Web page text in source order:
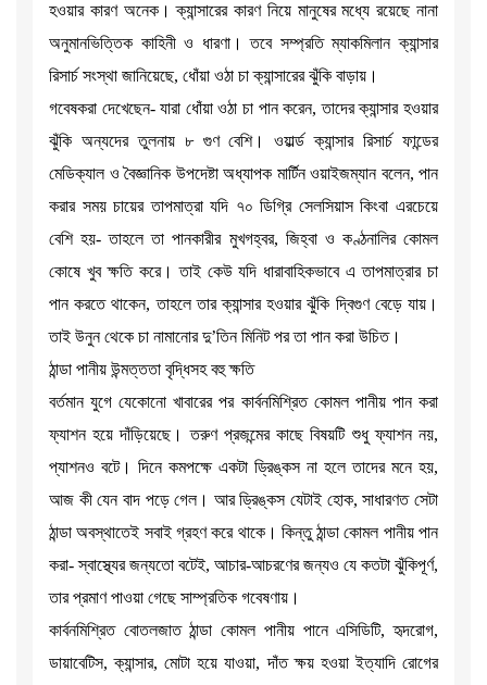
হওয়ার কারণ অনেক। ক্যান্সারের কারণ নিয়ে মানুষের মধ্যে রয়েছে নানা
অনুমানভিত্তিক কাহিনী ও ধারণা। তবে সম্প্রতি ম্যাকমিলান ক্যান্সার
রিসার্চ সংস্থা জানিয়েছে, ধোঁয়া ওঠা চা ক্যান্সারের ঝুঁকি বাড়ায়।
গবেষকরা দেখেছেন- যারা ধোঁয়া ওঠা চা পান করেন, তাদের ক্যান্সার হওয়ার
ঝুঁকি অন্যদের তুলনায় ৮ গুণ বেশি। ওয়ার্ল্ড ক্যান্সার রিসার্চ ফান্ডের
মেডিক্যাল ও বৈজ্ঞানিক উপদেষ্টা অধ্যাপক মার্টিন ওয়াইজম্যান বলেন, পান
করার সময় চায়ের তাপমাত্রা যদি ৭০ ডিগ্রি সেলসিয়াস কিংবা এরচেয়ে
বেশি হয়- তাহলে তা পানকারীর মুখগহ্বর, জিহ্বা ও কণ্ঠনালির কোমল
কোষে খুব ক্ষতি করে। তাই কেউ যদি ধারাবাহিকভাবে এ তাপমাত্রার চা
পান করতে থাকেন, তাহলে তার ক্যান্সার হওয়ার ঝুঁকি দ্বিগুণ বেড়ে যায়।
তাই উনুন থেকে চা নামানোর দু’তিন মিনিট পর তা পান করা উচিত।
ঠান্ডা পানীয় উন্মত্ততা বৃদ্ধিসহ বহু ক্ষতি
বর্তমান যুগে যেকোনো খাবারের পর কার্বনমিশ্রিত কোমল পানীয় পান করা
ফ্যাশন হয়ে দাঁড়িয়েছে। তরুণ প্রজন্মের কাছে বিষয়টি শুধু ফ্যাশন নয়,
প্যাশনও বটে। দিনে কমপক্ষে একটা ড্রিঙ্কস না হলে তাদের মনে হয়,
আজ কী যেন বাদ পড়ে গেল। আর ড্রিঙ্কস যেটাই হোক, সাধারণত সেটা
ঠান্ডা অবস্থাতেই সবাই গ্রহণ করে থাকে। কিন্তু ঠান্ডা কোমল পানীয় পান
করা- স্বাস্থ্যের জন্যতো বটেই, আচার-আচরণের জন্যও যে কতটা ঝুঁকিপূর্ণ,
তার প্রমাণ পাওয়া গেছে সাম্প্রতিক গবেষণায়।
কার্বনমিশ্রিত বোতলজাত ঠান্ডা কোমল পানীয় পানে এসিডিটি, হৃদরোগ,
ডায়াবেটিস, ক্যান্সার, মোটা হয়ে যাওয়া, দাঁত ক্ষয় হওয়া ইত্যাদি রোগের